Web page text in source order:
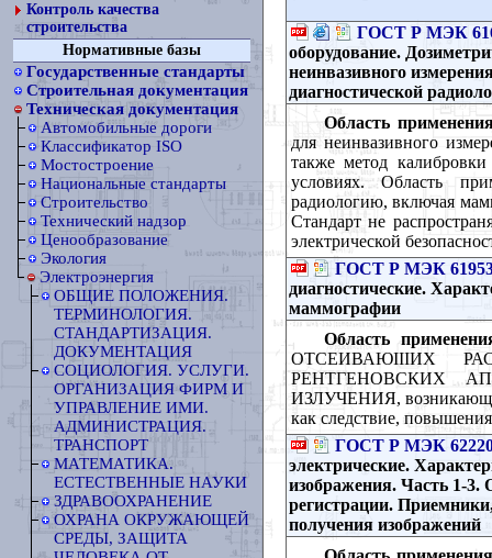
Контроль качества
строительства
Нормативные базы
Государственные стандарты
Строительная документация
Техническая документация
Автомобильные дороги
Классификатор ISO
Мостостроение
Национальные стандарты
Строительство
Технический надзор
Ценообразование
Экология
Электроэнергия
ОБЩИЕ ПОЛОЖЕНИЯ.
ТЕРМИНОЛОГИЯ.
СТАНДАРТИЗАЦИЯ.
ДОКУМЕНТАЦИЯ
СОЦИОЛОГИЯ. УСЛУГИ.
ОРГАНИЗАЦИЯ ФИРМ И
УПРАВЛЕНИЕ ИМИ.
АДМИНИСТРАЦИЯ.
ТРАНСПОРТ
МАТЕМАТИКА.
ЕСТЕСТВЕННЫЕ НАУКИ
ЗДРАВООХРАНЕНИЕ
ОХРАНА ОКРУЖАЮЩЕЙ
СРЕДЫ, ЗАЩИТА
ГОСТ Р МЭК
оборудование.
неинвазивного
диагностической
Область
для неинвазивного
также метод
условиях. Область
радиологию, включая
Стандарт не
электрической
ГОСТ Р МЭК
диагностические.
маммографии
Область
ОТСЕИВАЮIIIИХ
РЕНТГЕНОВСКИХ
ИЗЛУЧЕНИЯ,
как следствие,
ГОСТ Р МЭК
электрические.
изображения. Часть 1-3.
регистрации.
получения изображений